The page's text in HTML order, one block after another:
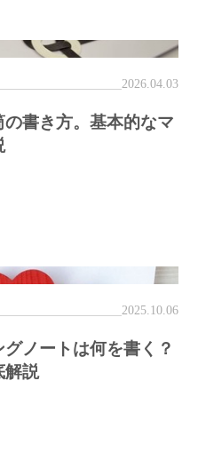
2026.04.03
書き方。基本的なマ
2025.10.06
ノートは何を書く？
解説